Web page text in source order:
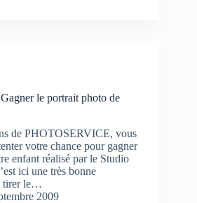
le portrait photo de
de PHOTOSERVICE, vous
votre chance pour gagner
enfant réalisé par le Studio
ici une très bonne
tirer le…
2009